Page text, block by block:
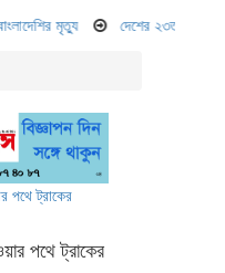
দেশের ২৩তম রাষ্ট্রপতি হচ্ছেন মির্জা
পথে ট্রাকের